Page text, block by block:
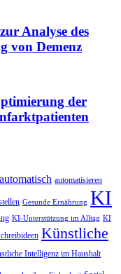
Analyse des
von Demenz
der
automatisch automatisieren
Gesunde Ernährung KI
KI-Unterstützung im Alltag KI
Künstliche
Intelligenz im Haushalt